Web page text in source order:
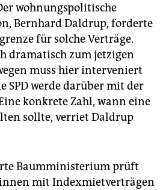
wohnungspolitische
Bernhard Daldrup, forderte
für solche Verträge.
dramatisch zum jetzigen
muss hier interveniert
SPD werde darüber mit der
konkrete Zahl, wann eine
sollte, verriet Daldrup
Baumministerium prüft
mit Indexmietverträgen